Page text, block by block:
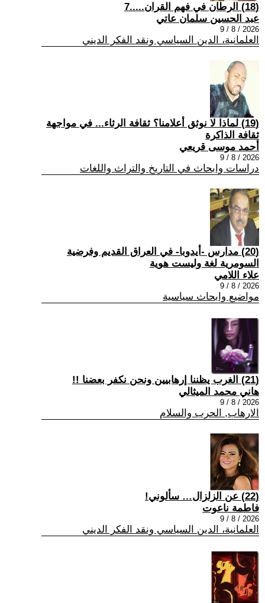
(18) الرطان في فهم القران.....7
عبد الحسين سلمان عاتي
2026 / 8 / 9
العلمانية، الدين السياسي ونقد الفكر الديني
(19) لماذا لا نوثق أعلامنا؟ ثقافة الرثاء... في مواجهة
ثقافة الذاكرة
أحمد موسى قريعي
2026 / 8 / 9
دراسات وابحاث في التاريخ والتراث واللغات
(20) مدارس -أيدوبا- في العراق القديم وفرضية
السومرية لغة وليست هوية
علاء اللامي
2026 / 8 / 9
مواضيع وابحاث سياسية
(21) الغرب يظننا إرهابيين ونحن نكفر بعضنا !!
هاني محمد الميثالي
2026 / 8 / 9
الارهاب, الحرب والسلام
(22) عن الزلزال… سألوني!
فاطمة ناعوت
2026 / 8 / 9
العلمانية، الدين السياسي ونقد الفكر الديني